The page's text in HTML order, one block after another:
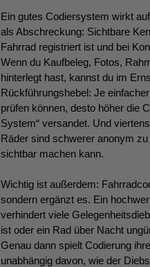
Ein gutes Codiersystem wirkt
als Abschreckung: Sichtbare
Fahrrad registriert ist und bei
Wenn du Kaufbeleg, Fotos,
hinterlegt hast, kannst du im
Rückführungshebel: Je
prüfen können, desto höher die
System“ versandet. Und
Räder sind schwerer anonym
sichtbar machen kann.
Wichtig ist außerdem:
sondern ergänzt es. Ein
verhindert viele
ist oder ein Rad über Nacht
Genau dann spielt Codierung
unabhängig davon, wie der